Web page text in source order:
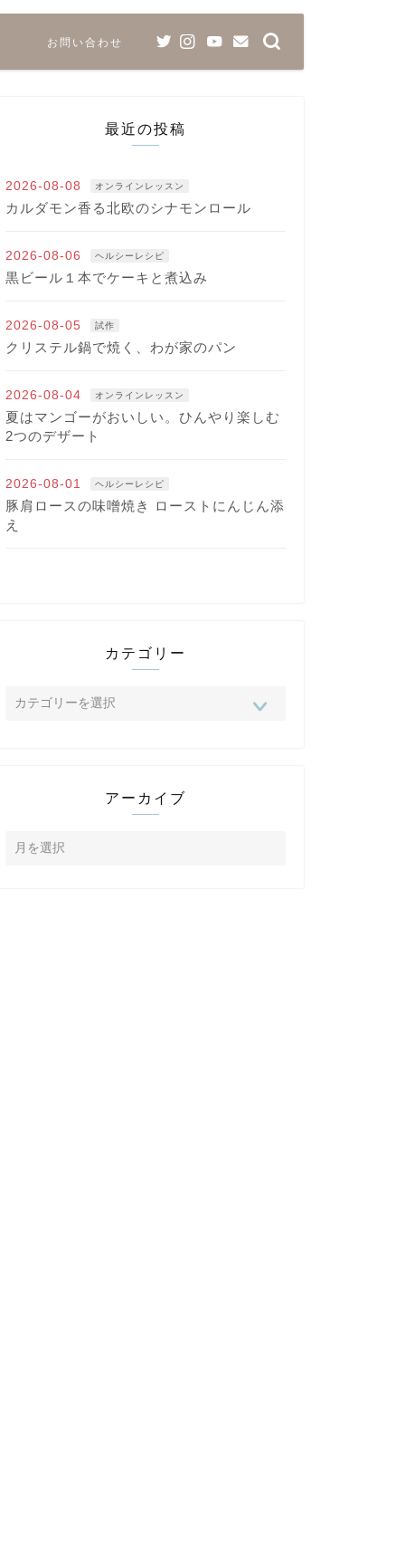
お問い合わせ
最近の投稿
2026-08-08 オンラインレッスン
カルダモン香る北欧のシナモンロール
2026-08-06 ヘルシーレシピ
黒ビール１本でケーキと煮込み
2026-08-05 試作
クリステル鍋で焼く、わが家のパン
2026-08-04 オンラインレッスン
夏はマンゴーがおいしい。ひんやり楽しむ
2つのデザート
2026-08-01 ヘルシーレシピ
豚肩ロースの味噌焼き ローストにんじん添
え
カテゴリー
アーカイブ